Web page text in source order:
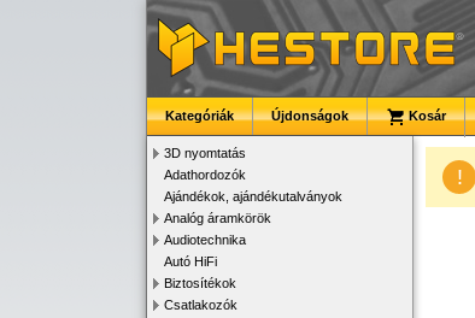
Kategóriák Újdonságok Kosár
3D nyomtatás
Adathordozók
Ajándékok, ajándékutalványok
Analóg áramkörök
Audiotechnika
Autó HiFi
Biztosítékok
Csatlakozók
!